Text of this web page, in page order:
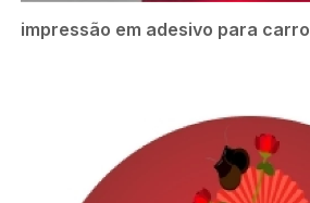
impressão em adesivo para carro